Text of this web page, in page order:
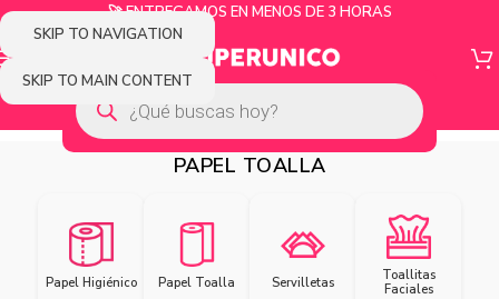
SKIP TO NAVIGATION
SKIP TO MAIN CONTENT
🚀 ENTREGAMOS EN MENOS DE 3 HORAS
PAPEL TOALLA
Papel Higiénico Papel Toalla Servilletas
Toallitas
Faciales